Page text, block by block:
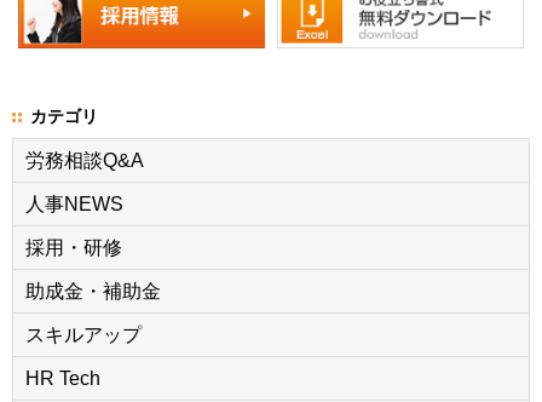
カテゴリ
労務相談Q&A
人事NEWS
採用・研修
助成金・補助金
スキルアップ
HR Tech